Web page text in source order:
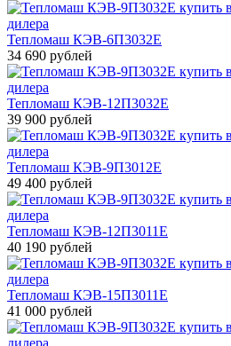
Тепломаш КЭВ-6П3032Е
34 690 рублей
Тепломаш КЭВ-12П3032Е
39 900 рублей
Тепломаш КЭВ-9П3012Е
49 400 рублей
Тепломаш КЭВ-12П3011Е
40 190 рублей
Тепломаш КЭВ-15П3011Е
41 000 рублей